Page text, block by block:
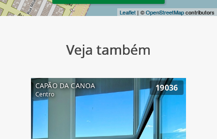
Leaflet | ©OpenStreetMapcontributors
Veja também
CAPÃO DA CANOA
Centro
19036